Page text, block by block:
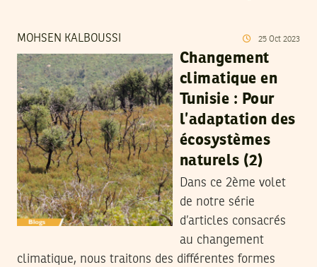
MOHSEN KALBOUSSI 25 Oct 2023
Changement
climatique en
Tunisie : Pour
l’adaptation des
écosystèmes
naturels (2)
Dans ce 2ème volet
de notre série
d’articles consacrés
au changement
climatique, nous traitons des différentes formes